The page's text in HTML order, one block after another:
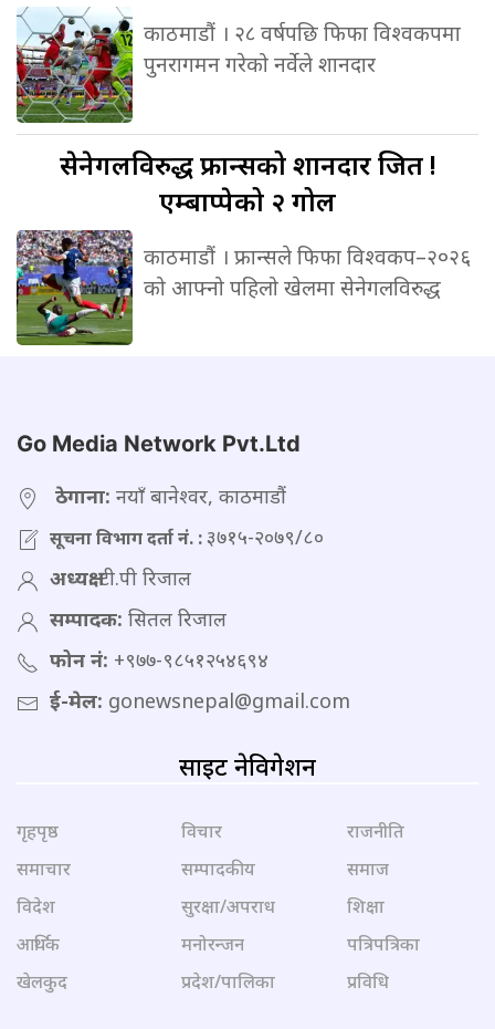
काठमाडौं । २८ वर्षपछि फिफा विश्वकपमा
पुनरागमन गरेको नर्वेले शानदार
सेनेगलविरुद्धफ्रान्सको शानदार जित !
एम्बाप्पेको २ गोल
काठमाडौं । फ्रान्सले फिफा विश्वकप–२०२६
को आफ्नो पहिलो खेलमा सेनेगलविरुद्ध
Go Media Network Pvt.Ltd
ठेगाना: नयाँ बानेश्वर, काठमाडौं
सूचना विभाग दर्ता नं. :३७१५-२०७९/८०
अध्यक्ष:टी.पी रिजाल
सम्पादक: सितल रिजाल
फोन नं: +९७७-९८५१२५४६९४
ई-मेल: gonewsnepal@gmail.com
साइट नेविगेशन
गृहपृष्ठ
समाचार
विदेश
आर्थिक
खेलकुद
विचार
सम्पादकीय
सुरक्षा/अपराध
मनोरन्जन
प्रदेश/पालिका
राजनीति
समाज
शिक्षा
पत्रिपत्रिका
प्रविधि